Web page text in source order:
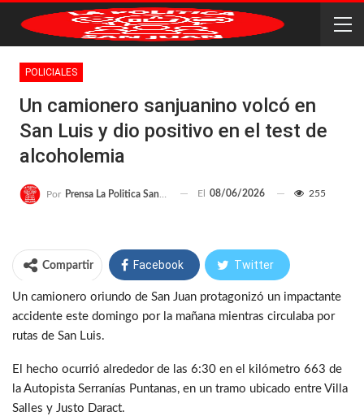
POLICIALES
Un camionero sanjuanino volcó en
San Luis y dio positivo en el test de
alcoholemia
Por Prensa La Politica San Juan El 08/06/2026 255
Compartir Facebook Twitter
WhatsApp Telegram
Un camionero oriundo de San Juan protagonizó un impactante
accidente este domingo por la mañana mientras circulaba por
rutas de San Luis.
El hecho ocurrió alrededor de las 6:30 en el kilómetro 663 de
la Autopista Serranías Puntanas, en un tramo ubicado entre Villa
Salles y Justo Daract.